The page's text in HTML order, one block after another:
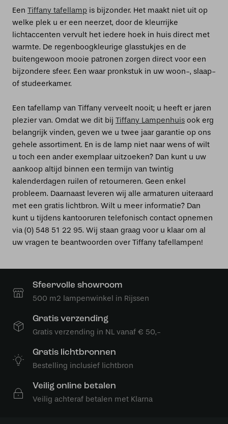
Een Tiffany tafellamp is bijzonder. Het maakt niet uit op
welke plek u er een neerzet, door de kleurrijke
lichtaccenten vervult het iedere hoek in huis direct met
warmte. De regenboogkleurige glasstukjes en de
buitengewoon mooie patronen zorgen direct voor een
bijzondere sfeer. Een waar pronkstuk in uw woon-, slaap-
of studeerkamer.
Een tafellamp van Tiffany verveelt nooit; u heeft er jaren
plezier van. Omdat we dit bij Tiffany Lampenhuis ook erg
belangrijk vinden, geven we u twee jaar garantie op ons
gehele assortiment. En is de lamp niet naar wens of wilt
u toch een ander exemplaar uitzoeken? Dan kunt u uw
aankoop altijd binnen een termijn van twintig
kalenderdagen ruilen of retourneren. Geen enkel
probleem. Daarnaast leveren wij alle armaturen uiteraard
met een gratis lichtbron. Wilt u meer informatie? Dan
kunt u tijdens kantooruren telefonisch contact opnemen
via (0) 548 51 22 95. Wij staan graag voor u klaar om al
uw vragen te beantwoorden over Tiffany tafellampen!
Sfeervolle showroom
500 m2 lampenwinkel in Rijssen
Gratis verzending
Gratis verzending in NL vanaf € 50,-
Gratis lichtbronnen
Bestelling inclusief lichtbron
Veilig online betalen
Veilig achteraf betalen met Klarna